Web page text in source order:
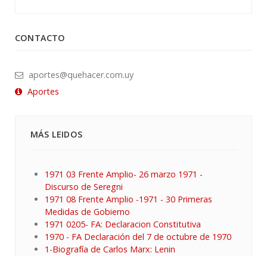
CONTACTO
aportes@quehacer.com.uy
Aportes
MÁS LEIDOS
1971 03 Frente Amplio- 26 marzo 1971 -
Discurso de Seregni
1971 08 Frente Amplio -1971 - 30 Primeras
Medidas de Gobierno
1971 0205- FA: Declaracion Constitutiva
1970 - FA Declaración del 7 de octubre de 1970
1-Biografía de Carlos Marx: Lenin